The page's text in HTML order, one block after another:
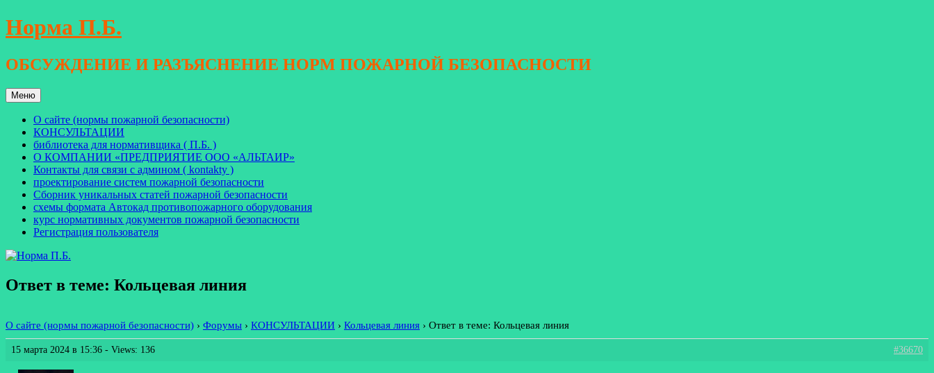
Перейти
к
Норма П.Б.
ОБСУЖДЕНИЕ И РАЗЪЯСНЕНИЕ НОРМ ПОЖАРНОЙ БЕЗОПАСНОСТИ
Меню
О сайте (нормы пожарной безопасности)
КОНСУЛЬТАЦИИ
библиотека для нормативщика ( П.Б. )
О КОМПАНИИ «ПРЕДПРИЯТИЕ ООО «АЛЬТАИР»
Контакты для связи с админом ( kontakty )
проектирование систем пожарной безопасности
Сборник уникальных статей пожарной безопасности
схемы формата Автокад противопожарного оборудования
курс нормативных документов пожарной безопасности
Регистрация пользователя
Ответ в теме: Кольцевая линия
О сайте (нормы пожарной безопасности) › Форумы › КОНСУЛЬТАЦИИ › Кольцевая линия › Ответ в теме: Кольцевая линия
15 марта 2024 в 15:36 - Views: 136 #36670